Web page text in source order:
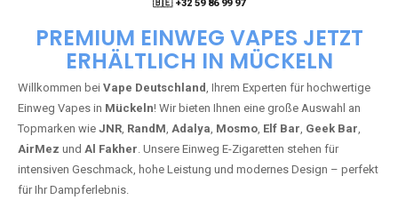
🇧🇪 +32 59 86 99 97
PREMIUM EINWEG VAPES JETZT
ERHÄLTLICH IN MÜCKELN
Willkommen bei Vape Deutschland, Ihrem Experten für hochwertige
Einweg Vapes in Mückeln! Wir bieten Ihnen eine große Auswahl an
Topmarken wie JNR, RandM, Adalya, Mosmo, Elf Bar, Geek Bar,
AirMez und Al Fakher. Unsere Einweg E-Zigaretten stehen für
intensiven Geschmack, hohe Leistung und modernes Design – perfekt
für Ihr Dampferlebnis.